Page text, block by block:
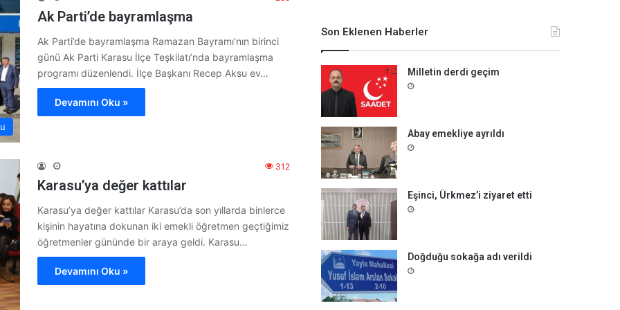
Ak Parti’de bayramlaşma
Ak Parti’de bayramlaşma Ramazan Bayramı’nın birinci
günü Ak Parti Karasu İlçe Teşkilatı’nda bayramlaşma
programı düzenlendi. İlçe Başkanı Recep Aksu ev…
Devamını Oku »
312
Karasu’ya değer kattılar
Karasu’ya değer kattılar Karasu’da son yıllarda binlerce
kişinin hayatına dokunan iki emekli öğretmen geçtiğimiz
öğretmenler gününde bir araya geldi. Karasu…
Devamını Oku »
Son Eklenen Haberler
Milletin derdi geçim
Abay emekliye ayrıldı
Eşinci, Ürkmez’i ziyaret etti
Doğduğu sokağa adı verildi